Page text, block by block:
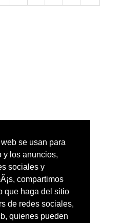
se usan para
y los anuncios,
sociales y
compartimos
que haga del sitio
de redes sociales,
quienes pueden